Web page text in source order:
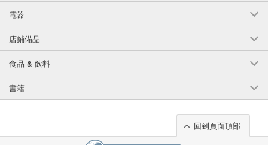
電器
店鋪備品
食品 & 飲料
書籍
回到頁面頂部